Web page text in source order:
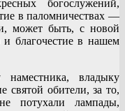
богослужений,
в паломничествах —
может быть, с новой
благочестие в нашем
владыку
святой обители, за то,
потухали лампады,